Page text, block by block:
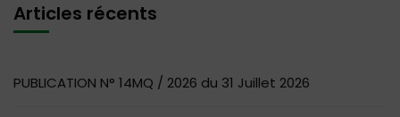
Articles récents
PUBLICATION N° 14MQ / 2026 du 31 Juillet 2026